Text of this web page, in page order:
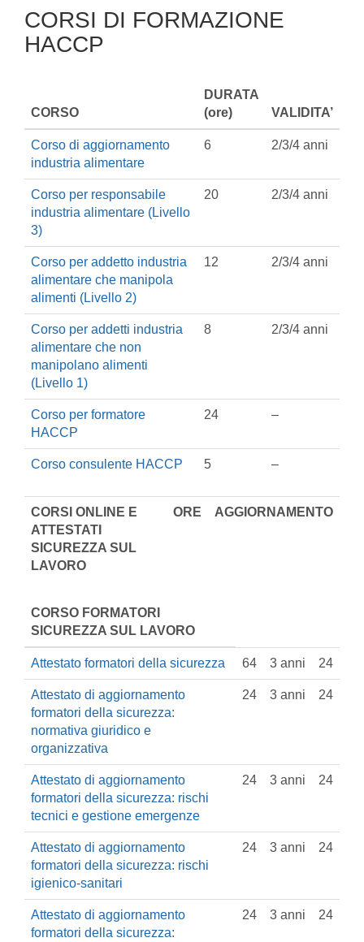
CORSI DI FORMAZIONE
HACCP
CORSO
DURATA
(ore)
VALIDITA’
Corso di aggiornamento
industria alimentare
6 2/3/4 anni
Corso per responsabile
industria alimentare (Livello
3)
20 2/3/4 anni
Corso per addetto industria
alimentare che manipola
alimenti (Livello 2)
12 2/3/4 anni
Corso per addetti industria
alimentare che non
manipolano alimenti
(Livello 1)
8 2/3/4 anni
Corso per formatore
HACCP
24 –
Corso consulente HACCP 5 –
CORSI ONLINE E
ATTESTATI
SICUREZZA SUL
LAVORO
ORE AGGIORNAMENTO
CORSO FORMATORI
SICUREZZA SUL LAVORO
Attestato formatori della sicurezza 64 3 anni 24
Attestato di aggiornamento
formatori della sicurezza:
normativa giuridico e
organizzativa
24 3 anni 24
Attestato di aggiornamento
formatori della sicurezza: rischi
tecnici e gestione emergenze
24 3 anni 24
Attestato di aggiornamento
formatori della sicurezza: rischi
igienico-sanitari
24 3 anni 24
Attestato di aggiornamento
formatori della sicurezza:
24 3 anni 24